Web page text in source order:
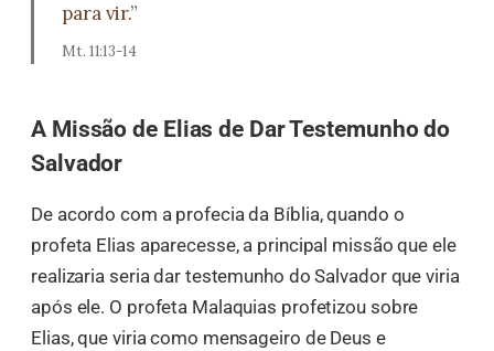
para vir.”
Mt. 11:13-14
A Missão de Elias de Dar Testemunho do
Salvador
De acordo com a profecia da Bíblia, quando o
profeta Elias aparecesse, a principal missão que ele
realizaria seria dar testemunho do Salvador que viria
após ele. O profeta Malaquias profetizou sobre
Elias, que viria como mensageiro de Deus e